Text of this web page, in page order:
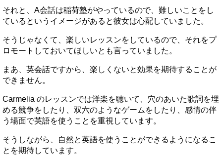
それと、A会話は稲荷塾がやっているので、難しいことをし
ているというイメージがあると彼女は心配していました。
そうじゃなくて、楽しいレッスンをしているので、それをプ
ロモートしておいてほしいとも言っていました。
まあ、英会話ですから、楽しくないと効果を期待することが
できません。
Carmelia のレッスンでは洋楽を聴いて、穴のあいた歌詞を埋
める競争をしたり、双六のようなゲームをしたり、感情の伴
う場面で英語を使うことを重視しています。
そうしながら、自然と英語を使うことができるようになるこ
とを期待しています。